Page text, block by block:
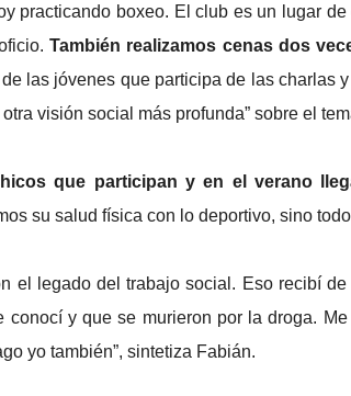
practicando boxeo. El club es un lugar
También realizamos cenas dos
las jóvenes que participa de las charlas
visión social más profunda” sobre el
que participan y en el verano
su salud física con lo deportivo, sino
el legado del trabajo social. Eso recibí
conocí y que se murieron por la droga.
yo también”, sintetiza Fabián.